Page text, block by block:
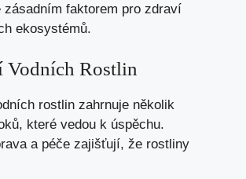
zásadním faktorem pro zdraví
ekosystémů.
Vodních Rostlin
rostlin zahrnuje několik
které vedou k úspěchu.
a péče zajišťují, že rostliny